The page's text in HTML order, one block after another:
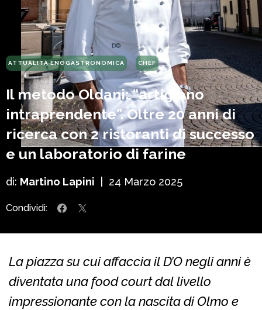
ATTUALITÀ ENOGASTRONOMICA CHEF
Il metodo Oldani: “artigiano
intraprendente”. Oltre 20 anni di
ricerca con 2 ristoranti di successo
e un laboratorio di farine
di: Martino Lapini 24 Marzo 2025
Condividi:
La piazza su cui affaccia il D’O negli anni è
diventata una food court dal livello
impressionante con la nascita di Olmo e